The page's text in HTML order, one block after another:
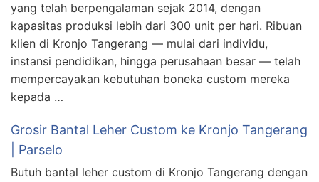
yang telah berpengalaman sejak 2014, dengan
kapasitas produksi lebih dari 300 unit per hari. Ribuan
klien di Kronjo Tangerang — mulai dari individu,
instansi pendidikan, hingga perusahaan besar — telah
mempercayakan kebutuhan boneka custom mereka
kepada …
Grosir Bantal Leher Custom ke Kronjo Tangerang
| Parselo
Butuh bantal leher custom di Kronjo Tangerang dengan